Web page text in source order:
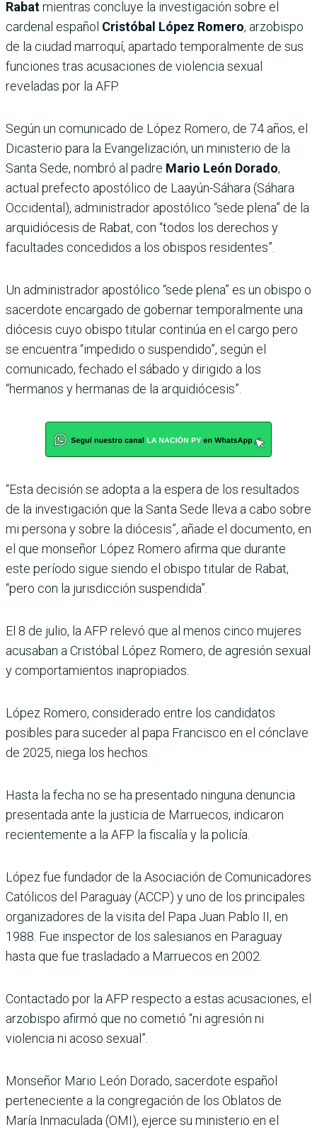
Rabatmientras concluye la investigación sobre el
cardenal español Cristóbal López Romero, arzobispo
de la ciudad marroquí, apartado temporalmente de sus
funciones tras acusaciones de violencia sexual
reveladas por la AFP.
Según un comunicado de López Romero, de 74 años, el
Dicasterio para la Evangelización, un ministerio de la
Santa Sede, nombró al padre Mario León Dorado,
actual prefecto apostólico de Laayún-Sáhara (Sáhara
Occidental), administrador apostólico “sede plena” de la
arquidiócesis de Rabat, con “todos los derechos y
facultades concedidos a los obispos residentes”.
Un administrador apostólico “sede plena” es un obispo o
sacerdote encargado de gobernar temporalmente una
diócesis cuyo obispo titular continúa en el cargo pero
se encuentra “impedido o suspendido”, según el
comunicado, fechado el sábado y dirigido a los
“hermanos y hermanas de la arquidiócesis”.
“Esta decisión se adopta a la espera de los resultados
de la investigación que la Santa Sede lleva a cabo sobre
mi persona y sobre la diócesis”, añade el documento, en
el que monseñor López Romero afirma que durante
este período sigue siendo el obispo titular de Rabat,
“pero con la jurisdicción suspendida”.
El 8 de julio, la AFP relevó que al menos cinco mujeres
acusaban a Cristóbal López Romero, de agresión sexual
y comportamientos inapropiados.
López Romero, considerado entre los candidatos
posibles para suceder al papa Francisco en el cónclave
de 2025, niega los hechos.
Hasta la fecha no se ha presentado ninguna denuncia
presentada ante la justicia de Marruecos, indicaron
recientemente a la AFP la fiscalía y la policía.
López fue fundador de la Asociación de Comunicadores
Católicos del Paraguay (ACCP) y uno de los principales
organizadores de la visita del Papa Juan Pablo II, en
1988. Fue inspector de los salesianos en Paraguay
hasta que fue trasladado a Marruecos en 2002.
Contactado por la AFP respecto a estas acusaciones, el
arzobispo afirmó que no cometió “ni agresión ni
violencia ni acoso sexual”.
Monseñor Mario León Dorado, sacerdote español
perteneciente a la congregación de los Oblatos de
María Inmaculada (OMI), ejerce su ministerio en el